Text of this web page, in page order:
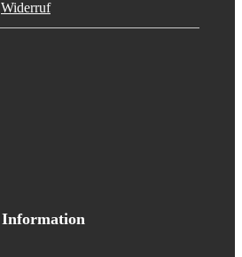
Widerruf
Information